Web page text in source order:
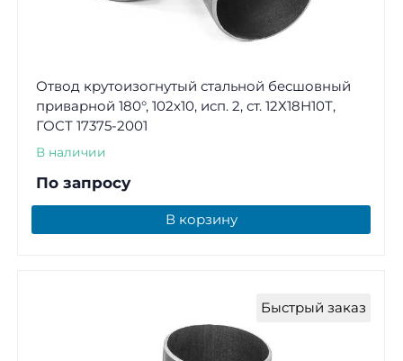
Отвод крутоизогнутый стальной бесшовный
приварной 180°, 102х10, исп. 2, ст. 12Х18Н10Т,
ГОСТ 17375-2001
В наличии
По запросу
В корзину
Быстрый заказ